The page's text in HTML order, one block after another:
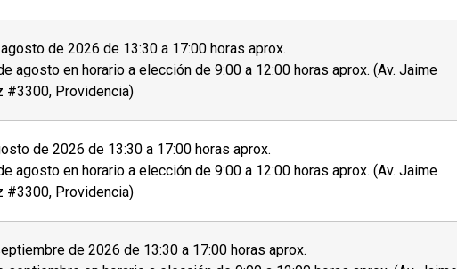
de 2026 de 13:30 a 17:00 horas aprox.
agosto en horario a elección de 9:00 a 12:00 horas aprox. (Av. Jaime
#3300, Providencia)
de 2026 de 13:30 a 17:00 horas aprox.
agosto en horario a elección de 9:00 a 12:00 horas aprox. (Av. Jaime
#3300, Providencia)
de 2026 de 13:30 a 17:00 horas aprox.